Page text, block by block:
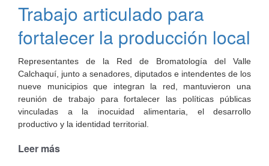
feriantes
2022
Trabajo articulado para
fortalecer la producción local
Representantes de la Red de Bromatología del Valle
Calchaquí, junto a senadores, diputados e intendentes de los
nueve municipios que integran la red, mantuvieron una
reunión de trabajo para fortalecer las políticas públicas
vinculadas a la inocuidad alimentaria, el desarrollo
productivo y la identidad territorial.
Leer más